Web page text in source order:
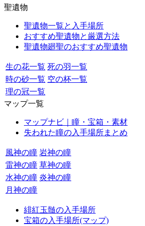
聖遺物
聖遺物一覧と入手場所
おすすめ聖遺物と厳選方法
聖遺物廻聖のおすすめ聖遺物
生の花一覧 死の羽一覧
時の砂一覧 空の杯一覧
理の冠一覧
マップ一覧
マップナビ｜瞳・宝箱・素材
失われた瞳の入手場所まとめ
風神の瞳 岩神の瞳
雷神の瞳 草神の瞳
水神の瞳 炎神の瞳
月神の瞳
緋紅玉髄の入手場所
宝箱の入手場所(マップ)